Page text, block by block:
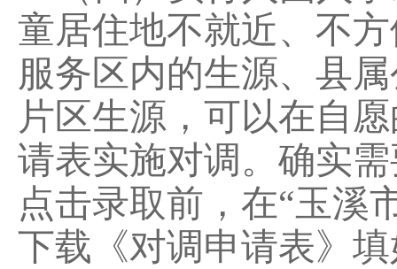
童居住地不就近、不
服务区内的生源、县
片区生源，可以在自
请表实施对调。确实
点击录取前，在“玉溪
下载《对调申请表》